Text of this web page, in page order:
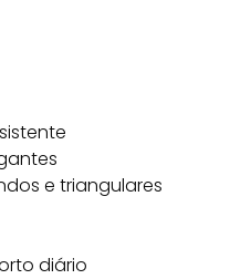
e triangulares
diário